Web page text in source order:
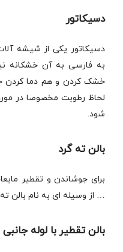
دسیکاتور
دسیکاتور یکی از شیشه
به فارسی به آن خشکانه
خشک کردن و هم دما کردن
لحاظ رطوبت مخصوصا در
شود.
بالن ته گرد
برای جوشاندن و تقطیر
… از وسیله ای به نام بالن
بالن تقطیر با لوله جانبی